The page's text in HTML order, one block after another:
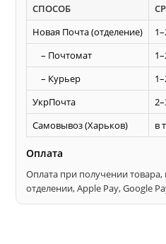
изготовления
полу
радиуса
СПОСОБ
Новая Почта (отделение)
– Почтомат
– Курьер
УкрПочта
Самовывоз (Харьков)
в
Оплата
Оплата при получении товара,
отделении, Apple Pay, Google